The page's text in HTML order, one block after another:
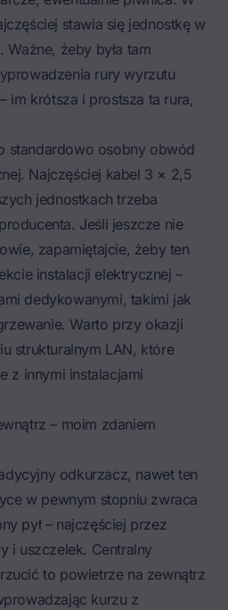
stawia się jednostkę w
Ważne, żeby była tam
rury wyrzutu
im krótsza i prostsza ta rura,
standardowo osobny obwód
Najczęściej kabel 3 × 2,5
jednostkach trzeba
Jeśli jeszcze nie
zapamiętajcie, żeby ten
instalacji elektrycznej –
dedykowanymi, takimi jak
Warto przy okazji
strukturalnym LAN, które
z innymi instalacjami
– moim zdaniem
odkurzacz, nawet ten
w pewnym stopniu zwraca
pył – najczęściej przez
i uszczelek. Centralny
to powietrze na zewnątrz
kurzu z